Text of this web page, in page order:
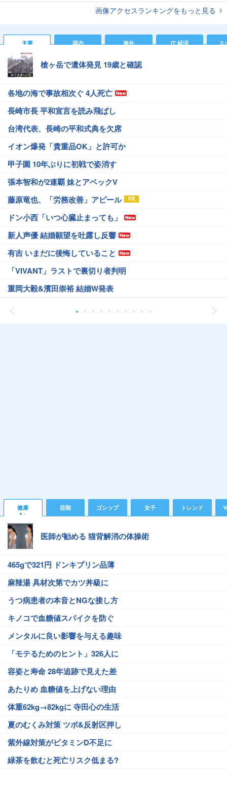
画像アクセスランキングをもっと見る
主要 国内 海外 IT 経済 ス
槍ヶ岳で遺体発見 19歳と確認
各地の海で事故相次ぐ 4人死亡
長崎市長 平和宣言を読み飛ばし
台湾代表、長崎の平和式典を欠席
イオン爆発「貴重品OK」と許可か
甲子園 10年ぶりに初戦で姿消す
張本智和が2連覇 妹とアベックV
藤原竜也、「労務改善」アピール
ドン小西「いつ心臓止まっても」
新人声優 結婚願望を吐露し反響
有吉 いまだに後悔していること
「VIVANT」ラストで裏切り者判明
重岡大毅&濱田崇裕 結婚W発表
健康 芸能 ゴシップ 女子 トレンド
医師が勧める 猫背解消の体操術
465gで321円 ドンキプリン品薄
麻辣湯 具材次第でカツ丼級に
うつ病患者の本音とNGな接し方
キノコで血糖値スパイクを防ぐ
メンタルに良い影響を与える趣味
「モテるためのヒント」326人に
容姿と寿命 28年追跡で見えた差
あたりめ 血糖値を上げない理由
体重62kg→82kgに 寺田心の生活
夏のむくみ対策 ツボ&反射区押し
紫外線対策がビタミンD不足に
緑茶を飲むと死亡リスク低まる?